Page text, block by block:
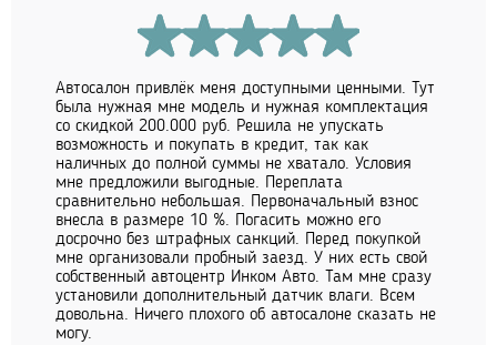
Автосалон привлёк меня доступными ценными. Тут
была нужная мне модель и нужная комплектация
со скидкой 200.000 руб. Решила не упускать
возможность и покупать в кредит, так как
наличных до полной суммы не хватало. Условия
мне предложили выгодные. Переплата
сравнительно небольшая. Первоначальный взнос
внесла в размере 10 %. Погасить можно его
досрочно без штрафных санкций. Перед покупкой
мне организовали пробный заезд. У них есть свой
собственный автоцентр Инком Авто. Там мне сразу
установили дополнительный датчик влаги. Всем
довольна. Ничего плохого об автосалоне сказать не
могу.